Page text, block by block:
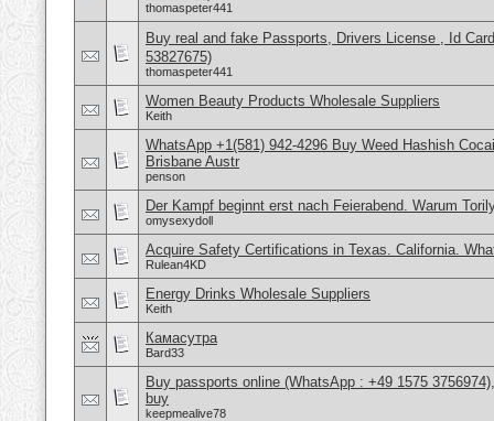
thomaspeter441
Buy real and fake Passports, Drivers License , Id
53827675)
thomaspeter441
Women Beauty Products Wholesale Suppliers
Keith
WhatsApp +1(581) 942-4296 Buy Weed Hashish
Brisbane Austr
penson
Der Kampf beginnt erst nach Feierabend. Warum
omysexydoll
Acquire Safety Certifications in Texas. California.
Rulean4KD
Energy Drinks Wholesale Suppliers
Keith
Камасутра
Bard33
Buy passports online (WhatsApp : +49 1575
buy
keepmealive78